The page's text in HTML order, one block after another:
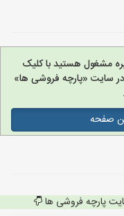
مشغول هستید با کلیک
در سایت «پارچه فروشی ها»
صفحه
پارچه فروشی ها